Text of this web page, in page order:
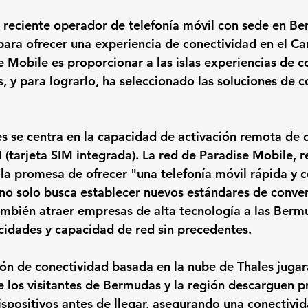
operador de telefonía móvil con sede en
ofrecer una experiencia de conectividad en el
Mobile es proporcionar a las islas experiencias de
y para lograrlo, ha seleccionado las soluciones de
se centra en la capacidad de activación remota
(tarjeta SIM integrada). La red de Paradise Mobile,
la promesa de ofrecer "una telefonía móvil rápida y
solo busca establecer nuevos estándares de
atraer empresas de alta tecnología a las
y capacidad de red sin precedentes.
de conectividad basada en la nube de Thales
los visitantes de Bermudas y la región descarguen
antes de llegar, asegurando una